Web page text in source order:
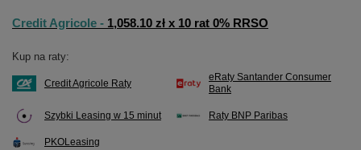
Credit Agricole - 1,058.10 zł x 10 rat 0% RRSO
Kup na raty:
Credit Agricole Raty
eRaty Santander Consumer
Bank
Szybki Leasing w 15 minut Raty BNP Paribas
PKOLeasing